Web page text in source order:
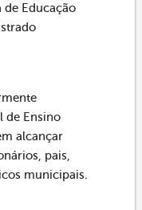
de Educação
de Ensino
alcançar
pais,
municipais.